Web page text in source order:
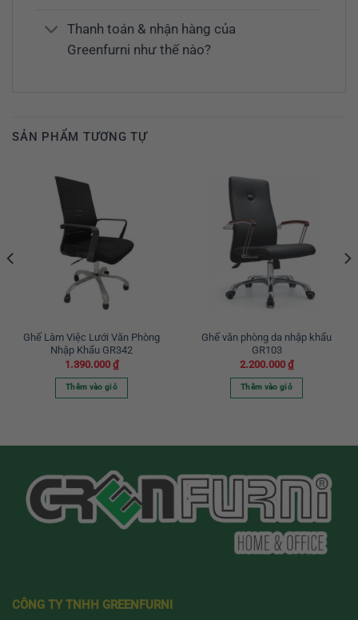
Thanh toán & nhận hàng của
Greenfurni như thế nào?
SẢN PHẨM TƯƠNG TỰ
Ghế Làm Việc Lưới Văn Phòng
Nhập Khẩu GR342
1.390.000 ₫
Thêm vào giỏ
Ghế văn phòng da nhập khẩu
GR103
2.200.000 ₫
Thêm vào giỏ
CÔNG TY TNHH GREENFURNI